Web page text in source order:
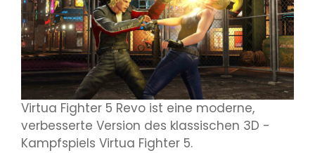
Virtua Fighter 5 Revo ist eine moderne,
verbesserte Version des klassischen 3D -
Kampfspiels Virtua Fighter 5.